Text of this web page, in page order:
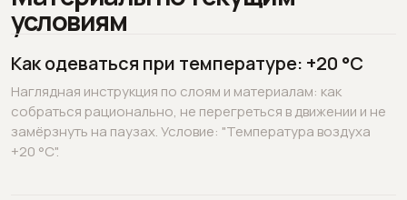
условиям
Как одеваться при температуре: +20 °C
Наглядная инструкция по слоям и материалам: как
собраться рационально, не перегреться в движении и не
замёрзнуть на паузах. Условие: "Температура воздуха
+20 °C".